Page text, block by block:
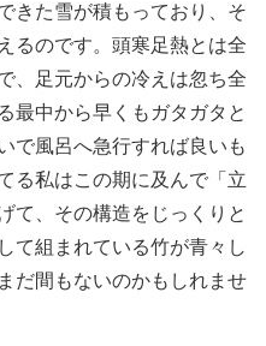
きた雪が積もっており、そ
るのです。頭寒足熱とは全
、足元からの冷えは忽ち全
最中から早くもガタガタと
で風呂へ急行すれば良いも
る私はこの期に及んで「立
て、その構造をじっくりと
て組まれている竹が青々し
だ間もないのかもしれませ